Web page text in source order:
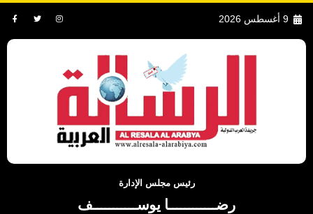
9 أغسطس 2026
رئيس مجلس الإدارة
رضــــــــــــا يوســـــــــــف